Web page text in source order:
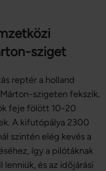
sziget
reptér a holland
szigeten fekszik,
feje fölött 10-20
A kifutópálya 2300
szintén elég kevés a
így a pilótáknak
és az időjárási